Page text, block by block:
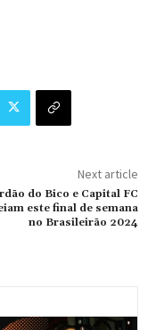
Next article
do Bico e Capital FC
este final de semana
no Brasileirão 2024